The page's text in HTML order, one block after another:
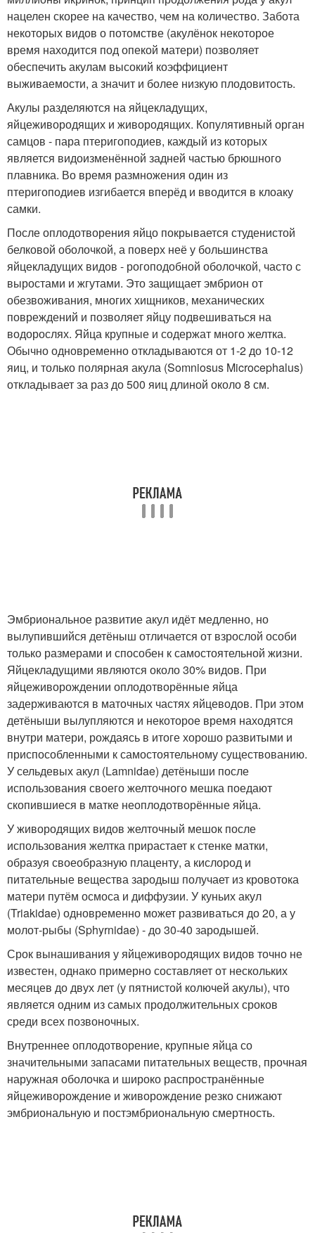
нацелен скорее на качество, чем на количество. Забота
некоторых видов о потомстве (акулёнок некоторое
время находится под опекой матери) позволяет
обеспечить акулам высокий коэффициент
выживаемости, а значит и более низкую плодовитость.
Акулы разделяются на яйцекладущих,
яйцеживородящих и живородящих. Копулятивный орган
самцов - пара птеригоподиев, каждый из которых
является видоизменённой задней частью брюшного
плавника. Во время размножения один из
птеригоподиев изгибается вперёд и вводится в клоаку
самки.
После оплодотворения яйцо покрывается студенистой
белковой оболочкой, а поверх неё у большинства
яйцекладущих видов - рогоподобной оболочкой, часто с
выростами и жгутами. Это защищает эмбрион от
обезвоживания, многих хищников, механических
повреждений и позволяет яйцу подвешиваться на
водорослях. Яйца крупные и содержат много желтка.
Обычно одновременно откладываются от 1-2 до 10-12
яиц, и только полярная акула (Somniosus Microcephalus)
откладывает за раз до 500 яиц длиной около 8 см.
Эмбриональное развитие акул идёт медленно, но
вылупившийся детёныш отличается от взрослой особи
только размерами и способен к самостоятельной жизни.
Яйцекладущими являются около 30% видов. При
яйцеживорождении оплодотворённые яйца
задерживаются в маточных частях яйцеводов. При этом
детёныши вылупляются и некоторое время находятся
внутри матери, рождаясь в итоге хорошо развитыми и
приспособленными к самостоятельному существованию.
У сельдевых акул (Lamnidae) детёныши после
использования своего желточного мешка поедают
скопившиеся в матке неоплодотворённые яйца.
У живородящих видов желточный мешок после
использования желтка прирастает к стенке матки,
образуя своеобразную плаценту, а кислород и
питательные вещества зародыш получает из кровотока
матери путём осмоса и диффузии. У куньих акул
(Triakidae) одновременно может развиваться до 20, а у
молот-рыбы (Sphyrnidae) - до 30-40 зародышей.
Срок вынашивания у яйцеживородящих видов точно не
известен, однако примерно составляет от нескольких
месяцев до двух лет (у пятнистой колючей акулы), что
является одним из самых продолжительных сроков
среди всех позвоночных.
Внутреннее оплодотворение, крупные яйца со
значительными запасами питательных веществ, прочная
наружная оболочка и широко распространённые
яйцеживорождение и живорождение резко снижают
эмбриональную и постэмбриональную смертность.